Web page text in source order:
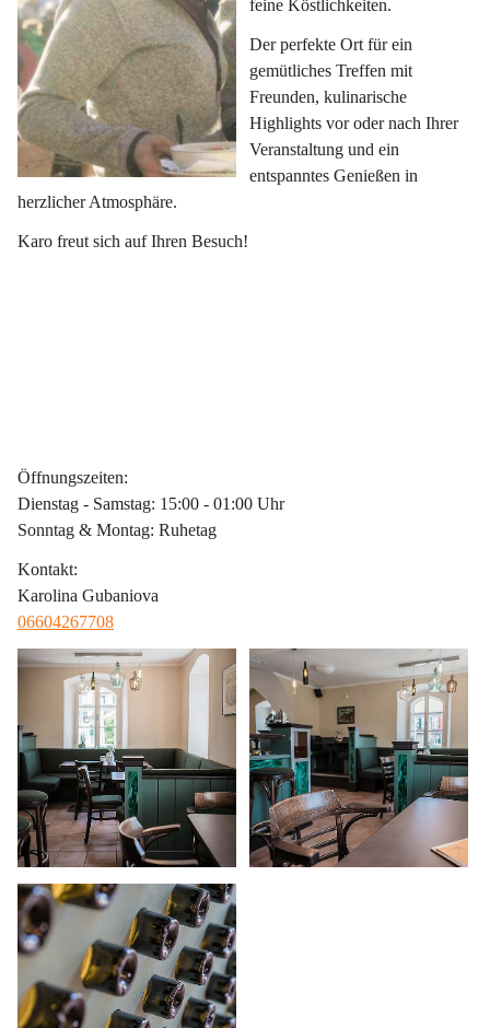
feine Köstlichkeiten.
Der perfekte Ort für ein
gemütliches Treffen mit
Freunden, kulinarische
Highlights vor oder nach Ihrer
Veranstaltung und ein
entspanntes Genießen in
herzlicher Atmosphäre.
Karo freut sich auf Ihren Besuch!
Öffnungszeiten:
Dienstag - Samstag: 15:00 - 01:00 Uhr
Sonntag & Montag: Ruhetag
Kontakt:
Karolina Gubaniova
06604267708